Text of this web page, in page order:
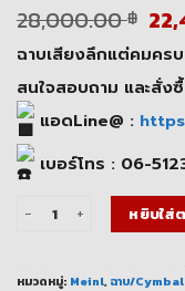
28,000.00฿
ฉาบเสียงลึกแต่คมคร
สนใจสอบถาม และสั่ง
แอดLine@ :
เบอร์โทร : 06-
จำนวน Meinl หยิบใส่
หมวดหมู่: Meinl, ฉาบ/Cymbal